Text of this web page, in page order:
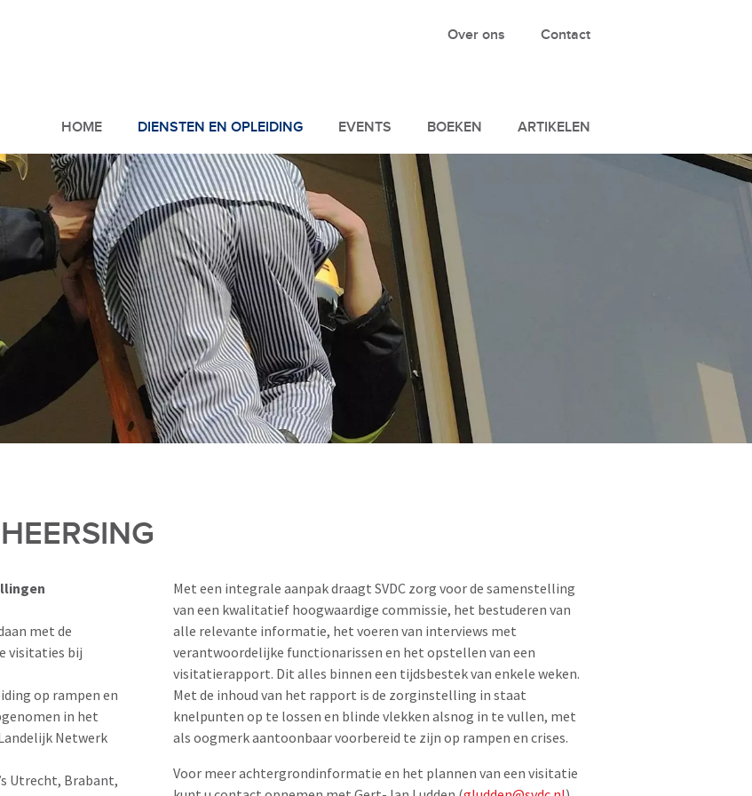
Over ons Contact
HOME DIENSTEN EN OPLEIDING EVENTS BOEKEN ARTIKELEN
met de
visitaties bij
op rampen en
in het
Netwerk
Utrecht, Brabant,
Met een integrale aanpak draagt SVDC zorg voor de samenstelling
van een kwalitatief hoogwaardige commissie, het bestuderen van
alle relevante informatie, het voeren van interviews met
verantwoordelijke functionarissen en het opstellen van een
visitatierapport. Dit alles binnen een tijdsbestek van enkele weken.
Met de inhoud van het rapport is de zorginstelling in staat
knelpunten op te lossen en blinde vlekken alsnog in te vullen, met
als oogmerk aantoonbaar voorbereid te zijn op rampen en crises.
Voor meer achtergrondinformatie en het plannen van een visitatie